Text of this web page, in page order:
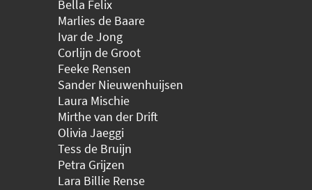
Bella Felix
Marlies de Baare
Ivar de Jong
Corlijn de Groot
Feeke Rensen
Sander Nieuwenhuijsen
Laura Mischie
Mirthe van der Drift
Olivia Jaeggi
Tess de Bruijn
Petra Grijzen
Lara Billie Rense